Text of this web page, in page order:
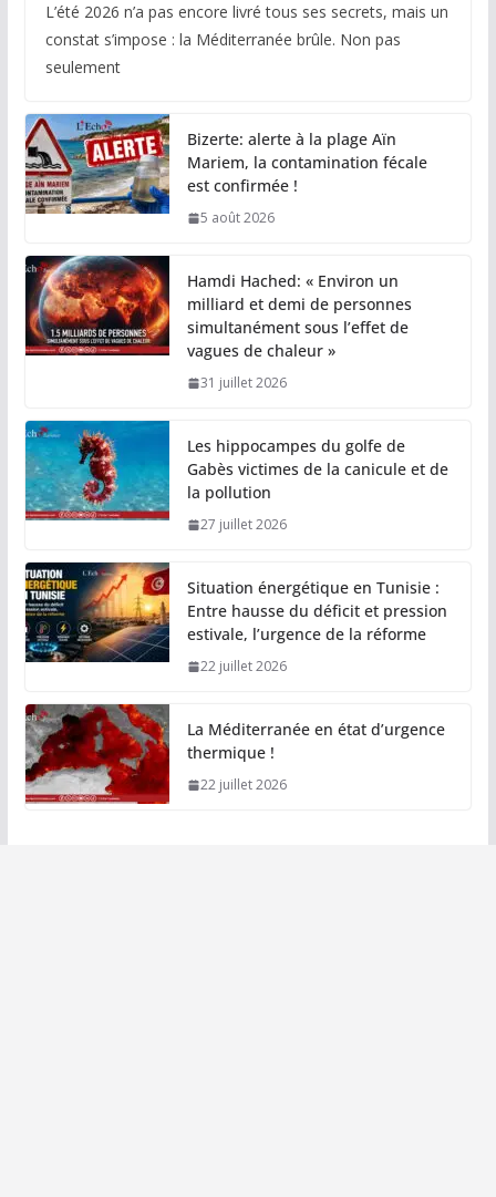
L’été 2026 n’a pas encore livré tous ses secrets, mais un
constat s’impose : la Méditerranée brûle. Non pas
seulement
Bizerte: alerte à la plage Aïn
Mariem, la contamination fécale
est confirmée !
5 août 2026
Hamdi Hached: « Environ un
milliard et demi de personnes
simultanément sous l’effet de
vagues de chaleur »
31 juillet 2026
Les hippocampes du golfe de
Gabès victimes de la canicule et de
la pollution
27 juillet 2026
Situation énergétique en Tunisie :
Entre hausse du déficit et pression
estivale, l’urgence de la réforme
22 juillet 2026
La Méditerranée en état d’urgence
thermique !
22 juillet 2026